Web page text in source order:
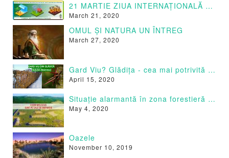
21 MARTIE ZIUA INTERNAȚIONALĂ A PĂDURILOR
March 21, 2020
OMUL ȘI NATURA UN ÎNTREG
March 27, 2020
Gard Viu? Glădița - cea mai potrivită specie
April 15, 2020
Situație alarmantă în zona forestieră a Moldovei.
May 4, 2020
Oazele
November 10, 2019